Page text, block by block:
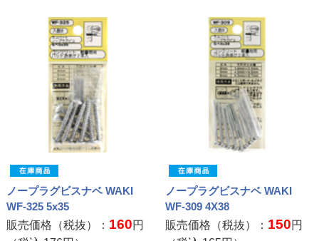
ノープラグビスナベ WAKI
WF-325 5x35
販売価格（税抜）： 160円
ノープラグビスナベ WAKI
WF-309 4X38
販売価格（税抜）： 150円